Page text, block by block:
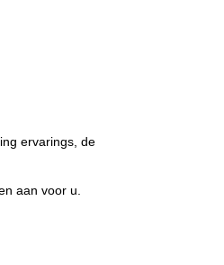
ervarings, de
aan voor u.